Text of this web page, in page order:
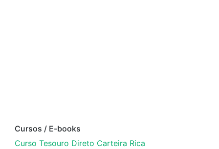
Cursos / E-books
Curso Tesouro Direto Carteira Rica